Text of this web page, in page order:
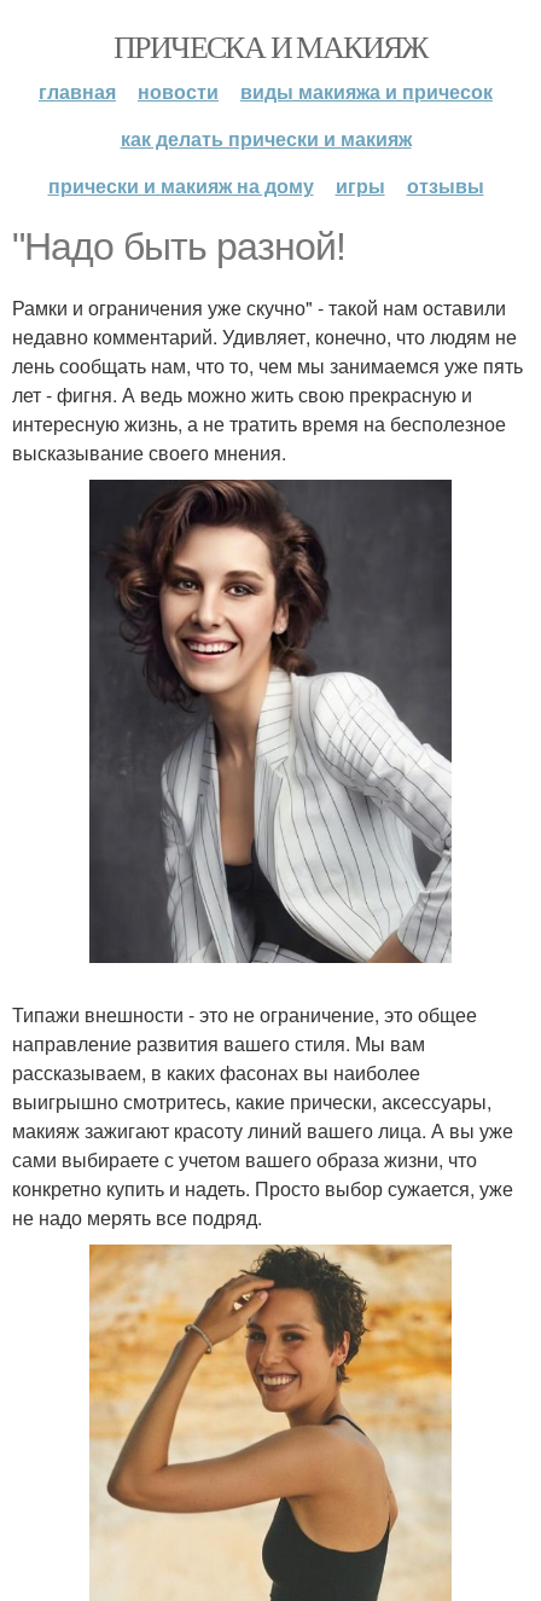
ПРИЧЕСКА И МАКИЯЖ
главная новости
виды макияжа и причесок
как делать прически и макияж
прически и макияж на дому
игры отзывы
"Надо быть разной!
Рамки и ограничения уже скучно" - такой нам оставили
недавно комментарий. Удивляет, конечно, что людям не
лень сообщать нам, что то, чем мы занимаемся уже пять
лет - фигня. А ведь можно жить свою прекрасную и
интересную жизнь, а не тратить время на бесполезное
высказывание своего мнения.
Типажи внешности - это не ограничение, это общее
направление развития вашего стиля. Мы вам
рассказываем, в каких фасонах вы наиболее
выигрышно смотритесь, какие прически, аксессуары,
макияж зажигают красоту линий вашего лица. А вы уже
сами выбираете с учетом вашего образа жизни, что
конкретно купить и надеть. Просто выбор сужается, уже
не надо мерять все подряд.